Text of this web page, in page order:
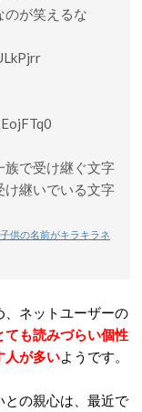
のが笑えるな
族で受け継ぐ文字
け継いでいる文字
供の名前がキラキラネ
、ネットユーザーの
ても読みづらい個性
人が多いようです。
との親心は、最近で